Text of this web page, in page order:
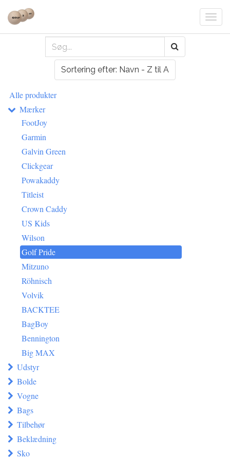
Sortering efter: Navn - Z til A
Alle produkter
Mærker
FootJoy
Garmin
Galvin Green
Clickgear
Powakaddy
Titleist
Crown Caddy
US Kids
Wilson
Golf Pride
Mitzuno
Röhnisch
Volvik
BACKTEE
BagBoy
Bennington
Big MAX
Udstyr
Bolde
Vogne
Bags
Tilbehør
Beklædning
Sko